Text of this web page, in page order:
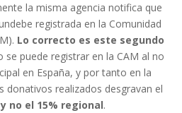
la misma agencia notifica que
registrada en la Comunidad
Lo correcto es este segundo
se puede registrar en la CAM al no
en España, y por tanto en la
donativos realizados desgravan el
y no el 15% regional.